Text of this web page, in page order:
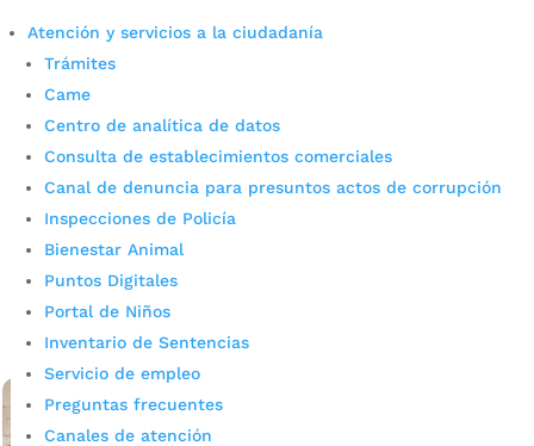
Atención y servicios a la ciudadanía
Trámites
Came
Centro de analítica de datos
Consulta de establecimientos comerciales
Canal de denuncia para presuntos actos de corrupción
Inspecciones de Policía
Bienestar Animal
Puntos Digitales
Portal de Niños
Inventario de Sentencias
Servicio de empleo
Preguntas frecuentes
Canales de atención
Bucaramanga llevará su
experiencia en seguridad a la
Cumbre Nacional de Seguridad
Urbana
admin_prensa
El alcalde Cristian Fernando Portilla confirmó su
participación en este encuentro de alto nivel, donde se
definirán estrategias conjuntas entre el Gobierno
Nacional y las autoridades territoriales...
leer más